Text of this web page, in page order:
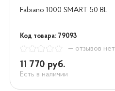
Fabiano 1000 SMART 50 BL
Код товара: 79093
— отзывов нет
11 770 руб.
Есть в наличии